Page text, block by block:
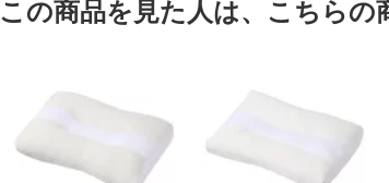
この商品を見た人は、こちらの